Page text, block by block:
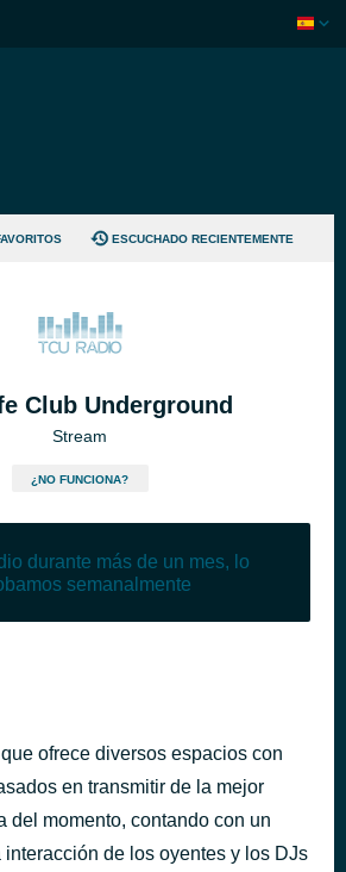
ESCUCHADO RECIENTEMENTE
Club Underground
Stream
¿NO FUNCIONA?
durante más de un mes, lo
semanalmente
ofrece diversos espacios con
en transmitir de la mejor
del momento, contando con un
de los oyentes y los DJs